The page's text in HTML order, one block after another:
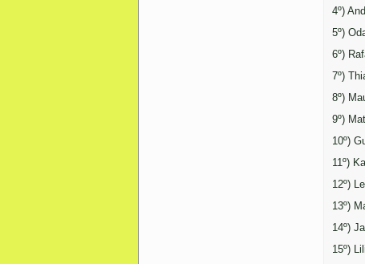
4º)
5º)
6º)
7º)
8º)
9º)
10º)
11º)
12º)
13º)
14º)
15º)